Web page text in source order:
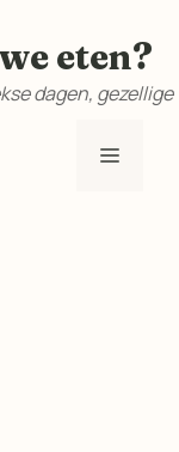
eten?
dagen,
Menu